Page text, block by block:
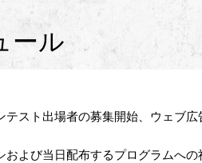
ール
テスト出場者の募集開始、ウェブ
および当日配布するプログラムへ